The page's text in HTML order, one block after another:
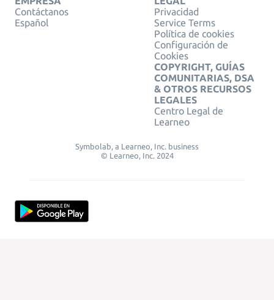
Contáctanos
Español
Privacidad
Service Terms
Política de cookies
Configuración de
Cookies
COPYRIGHT, GUÍAS
COMUNITARIAS, DSA
& OTROS RECURSOS
LEGALES
Centro Legal de
Learneo
Symbolab, a Learneo, Inc. business
© Learneo, Inc. 2024